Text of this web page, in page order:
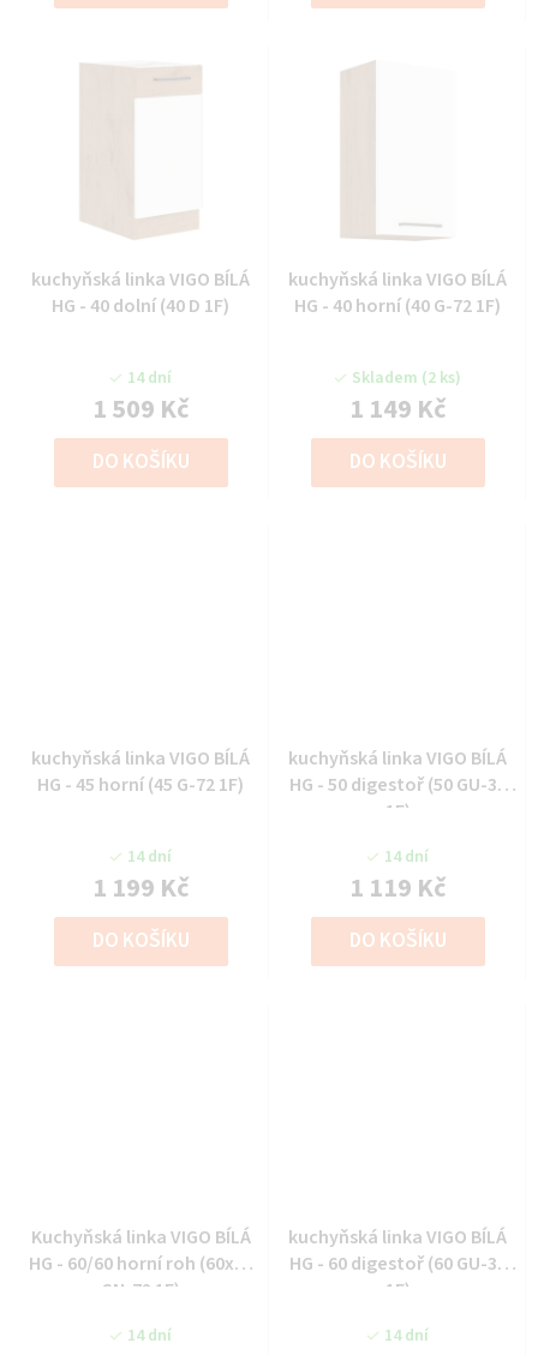
kuchyňská linka VIGO BÍLÁ
HG - 40 dolní (40 D 1F)
14 dní
1 509 Kč
DO KOŠÍKU
kuchyňská linka VIGO BÍLÁ
HG - 40 horní (40 G-72 1F)
Skladem (2 ks)
1 149 Kč
DO KOŠÍKU
kuchyňská linka VIGO BÍLÁ
HG - 45 horní (45 G-72 1F)
14 dní
1 199 Kč
DO KOŠÍKU
kuchyňská linka VIGO BÍLÁ
HG - 50 digestoř (50 GU-36
1F)
14 dní
1 119 Kč
DO KOŠÍKU
Kuchyňská linka VIGO BÍLÁ
HG - 60/60 horní roh (60x60
GN-72 1F)
14 dní
kuchyňská linka VIGO BÍLÁ
HG - 60 digestoř (60 GU-36
1F)
14 dní